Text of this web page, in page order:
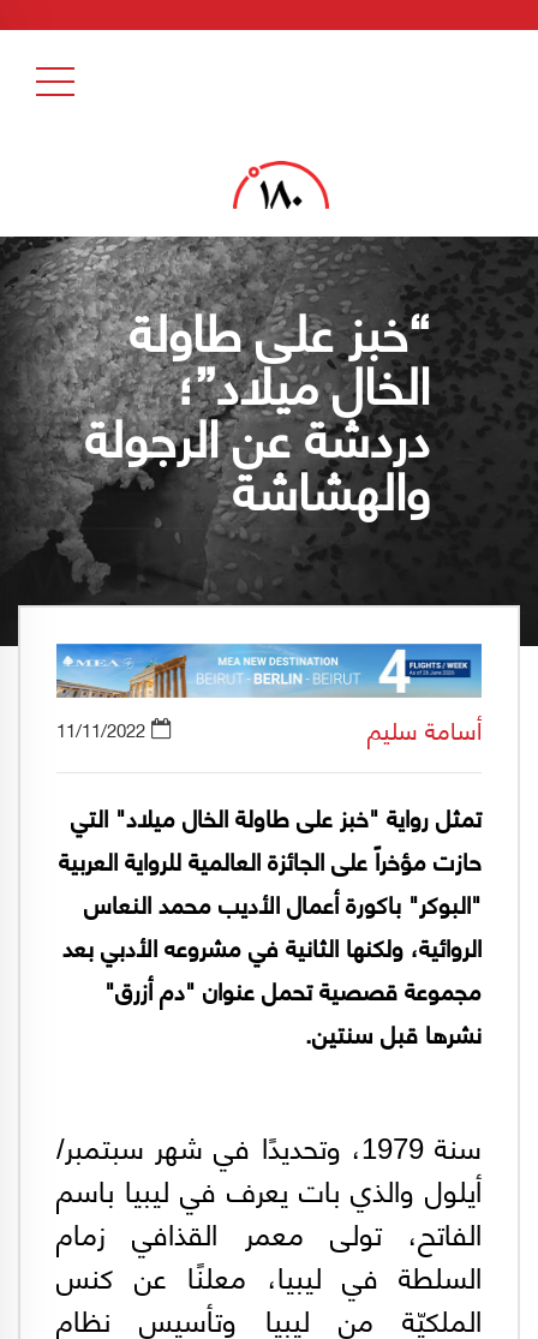
“خبز على طاولة
الخال ميلاد”؛
دردشة عن الرجولة
والهشاشة
أسامة سليم 11/11/2022
تمثل رواية "خبز على طاولة الخال ميلاد" التي
حازت مؤخراً على الجائزة العالمية للرواية العربية
"البوكر" باكورة أعمال الأديب محمد النعاس
الروائية، ولكنها الثانية في مشروعه الأدبي بعد
مجموعة قصصية تحمل عنوان "دم أزرق"
نشرها قبل سنتين.
سنة 1979، وتحديدًا في شهر سبتمبر/
أيلول والذي بات يعرف في ليبيا باسم
الفاتح، تولى معمر القذافي زمام
السلطة في ليبيا، معلنًا عن كنس
الملكيّة من ليبيا وتأسيس نظام